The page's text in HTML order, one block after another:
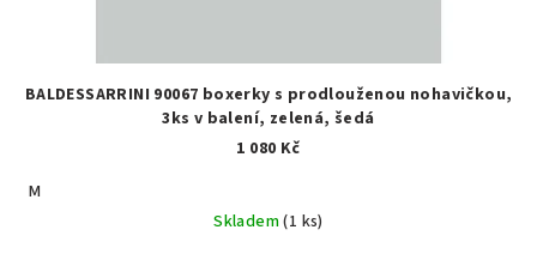
BALDESSARRINI 90067 boxerky s prodlouženou nohavičkou,
3ks v balení, zelená, šedá
1 080 Kč
M
Skladem(1 ks)